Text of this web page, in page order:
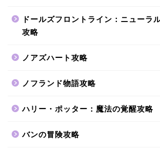
ドールズフロントライン：ニューラ
攻略
ノアズハート攻略
ノフランド物語攻略
ハリー・ポッター：魔法の覚醒攻略
バンの冒険攻略